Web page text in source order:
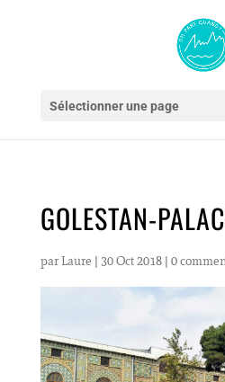
Sélectionner une page
GOLESTAN-
par Laure | 30 Oct 2018| 0